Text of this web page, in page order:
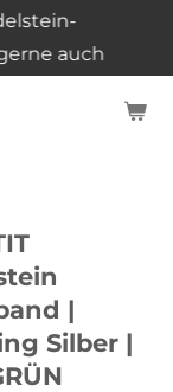
auch
|
Silber |